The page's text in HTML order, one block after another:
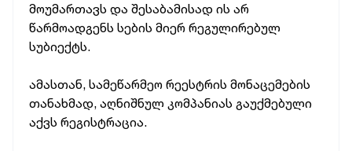
მოუმართავს და შესაბამისად ის არ
წარმოადგენს სების მიერ რეგულირებულ
სუბიექტს.
ამასთან, სამეწარმეო რეესტრის მონაცემების
თანახმად, აღნიშნულ კომპანიას გაუქმებული
აქვს რეგისტრაცია.